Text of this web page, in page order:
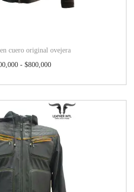
cuero original ovejera
- $800,000